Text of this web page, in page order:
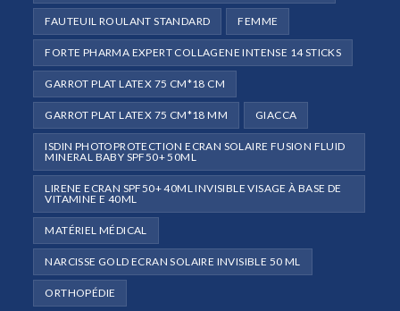
FAUTEUIL ROULANT STANDARD FEMME
FORTE PHARMA EXPERT COLLAGENE INTENSE 14 STICKS
GARROT PLAT LATEX 75 CM*18 CM
GARROT PLAT LATEX 75 CM*18 MM GIACCA
ISDIN PHOTOPROTECTION ECRAN SOLAIRE FUSION FLUID
MINERAL BABY SPF50+ 50ML
LIRENE ECRAN SPF50+ 40ML INVISIBLE VISAGE À BASE DE
VITAMINE E 40ML
MATÉRIEL MÉDICAL
NARCISSE GOLD ECRAN SOLAIRE INVISIBLE 50 ML
ORTHOPÉDIE